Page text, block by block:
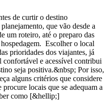
de curtir o destino
que vão desde a
um roteiro, até o preparo das
Escolher o local
prioridades dos viajantes, já
confortável e acessível contribui
seja positiva.&nbsp; Por isso,
alguns critérios que considere
locais que se adequam a
como [&hellip;]